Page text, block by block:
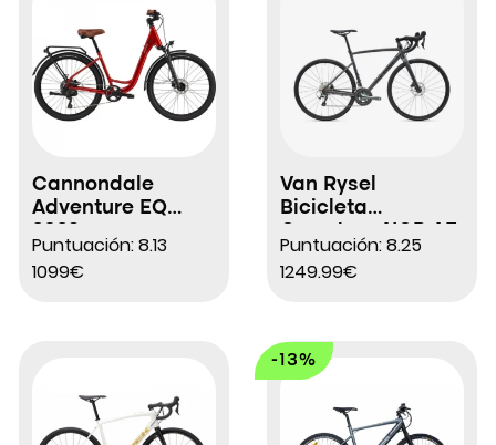
Cannondale
Adventure EQ
Puntuación: 8.13
1099€
Van Rysel
Bicicleta
Puntuación: 8.25
1249.99€
-13%